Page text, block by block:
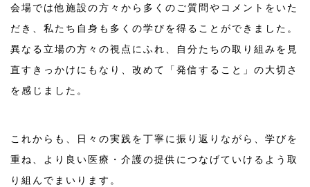
会場では他施設の方々から多くのご質問やコメントをいた
だき、私たち自身も多くの学びを得ることができました。
異なる立場の方々の視点にふれ、自分たちの取り組みを見
直すきっかけにもなり、改めて「発信すること」の大切さ
を感じました。
これからも、日々の実践を丁寧に振り返りながら、学びを
重ね、より良い医療・介護の提供につなげていけるよう取
り組んでまいります。